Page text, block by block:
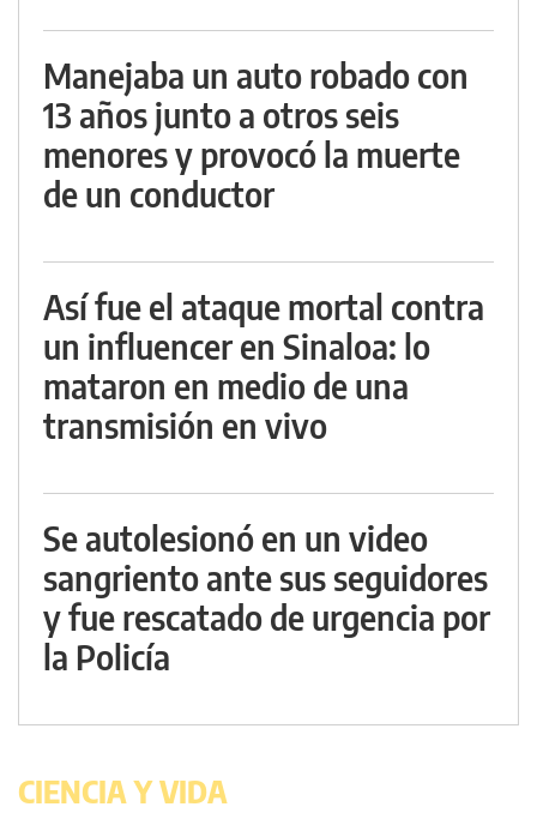
Manejaba un auto robado con
13 años junto a otros seis
menores y provocó la muerte
de un conductor
Así fue el ataque mortal contra
un influencer en Sinaloa: lo
mataron en medio de una
transmisión en vivo
Se autolesionó en un video
sangriento ante sus seguidores
y fue rescatado de urgencia por
la Policía
CIENCIA Y VIDA